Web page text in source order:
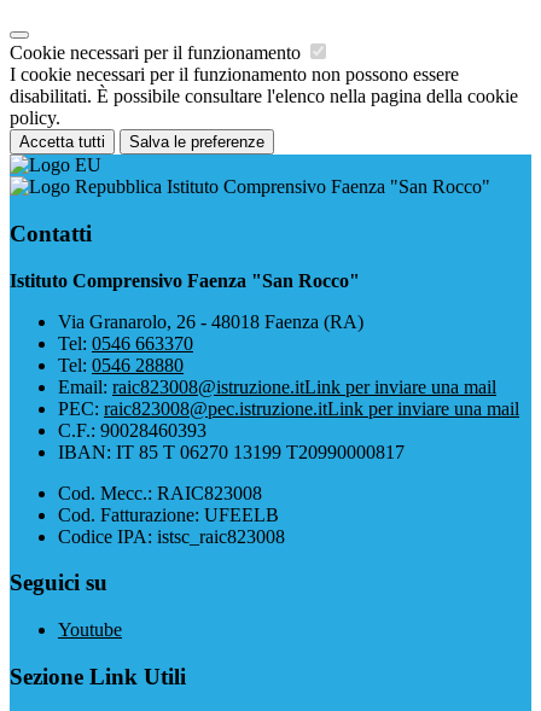
Cookie necessari per il funzionamento
I cookie necessari per il funzionamento non possono essere
disabilitati. È possibile consultare l'elenco nella pagina della cookie
policy.
Accetta tutti Salva le preferenze
Istituto Comprensivo Faenza "San Rocco"
Contatti
Istituto Comprensivo Faenza "San Rocco"
Via Granarolo, 26 - 48018 Faenza (RA)
Tel: 0546 663370
Tel: 0546 28880
Email: raic823008@istruzione.itLink per inviare una mail
PEC: raic823008@pec.istruzione.itLink per inviare una mail
C.F.: 90028460393
IBAN: IT 85 T 06270 13199 T20990000817
Cod. Mecc.: RAIC823008
Cod. Fatturazione: UFEELB
Codice IPA: istsc_raic823008
Seguici su
Youtube
Sezione Link Utili